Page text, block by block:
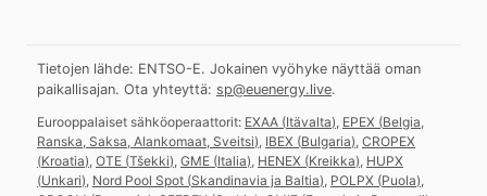
Tietojen lähde: ENTSO-E. Jokainen vyöhyke näyttää oman
paikallisajan. Ota yhteyttä: sp@euenergy.live.
Eurooppalaiset sähköoperaattorit: EXAA (Itävalta), EPEX (Belgia,
Ranska, Saksa, Alankomaat, Sveitsi), IBEX (Bulgaria), CROPEX
(Kroatia), OTE (Tšekki), GME (Italia), HENEX (Kreikka), HUPX
(Unkari), Nord Pool Spot (Skandinavia ja Baltia), POLPX (Puola),